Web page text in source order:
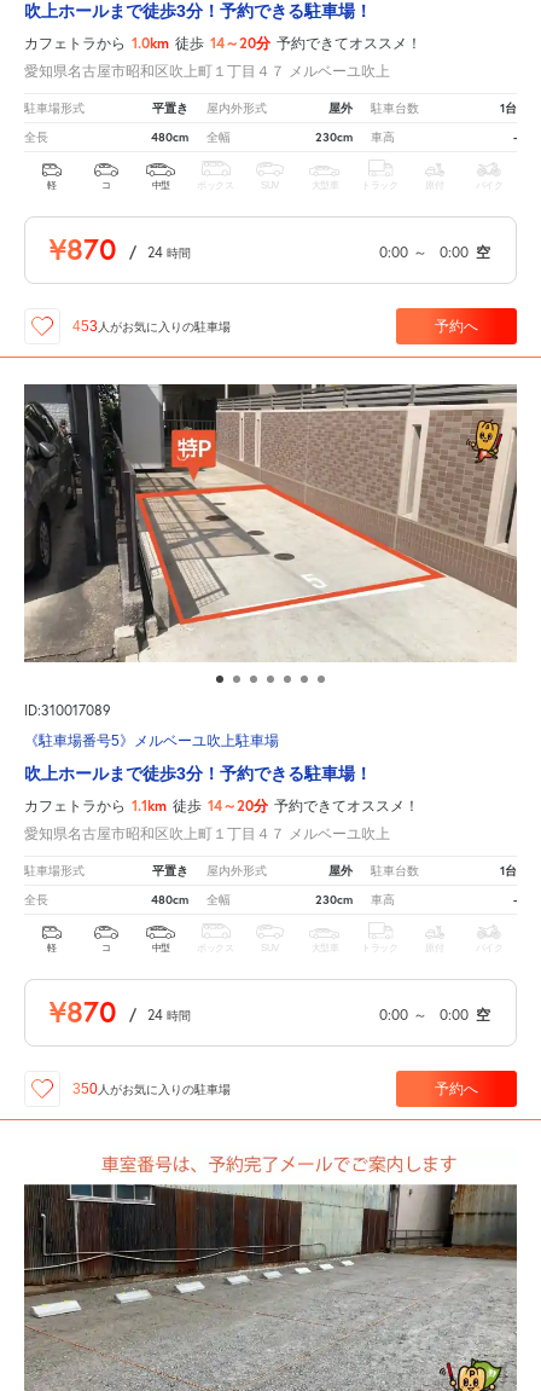
吹上ホールまで徒歩3分！予約できる駐車場！
カフェトラから 1.0km 徒歩 14～20分 予約できてオススメ！
愛知県名古屋市昭和区吹上町１丁目４７ メルベーユ吹上
駐車場形式 平置き 屋内外形式 屋外 駐車台数 1台
全長 480cm 全幅 230cm 車高 -
軽 コ 中型 ボックス SUV 大型車 トラック 原付 バイク
¥870 / 24 時間 0:00 ～ 0:00 空
453人がお気に入りの駐車場 予約へ
ID:310017089
《駐車場番号5》メルベーユ吹上駐車場
吹上ホールまで徒歩3分！予約できる駐車場！
カフェトラから 1.1km 徒歩 14～20分 予約できてオススメ！
愛知県名古屋市昭和区吹上町１丁目４７ メルベーユ吹上
駐車場形式 平置き 屋内外形式 屋外 駐車台数 1台
全長 480cm 全幅 230cm 車高 -
軽 コ 中型 ボックス SUV 大型車 トラック 原付 バイク
¥870 / 24 時間 0:00 ～ 0:00 空
350人がお気に入りの駐車場 予約へ